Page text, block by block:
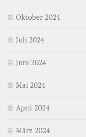
Oktober 2024
Juli 2024
Juni 2024
Mai 2024
April 2024
März 2024